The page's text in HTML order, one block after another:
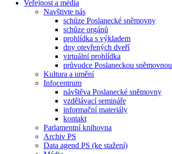
Veřejnost a média
Navštivte nás
schůze Poslanecké sněmovny
schůze orgánů
prohlídka s výkladem
dny otevřených dveří
virtuální prohlídka
průvodce Poslaneckou sněmovnou
Kultura a umění
Infocentrum
návštěva Poslanecké sněmovny
vzdělávací semináře
informační materiály
kontakt
Parlamentní knihovna
Archiv PS
Data agend PS (ke stažení)